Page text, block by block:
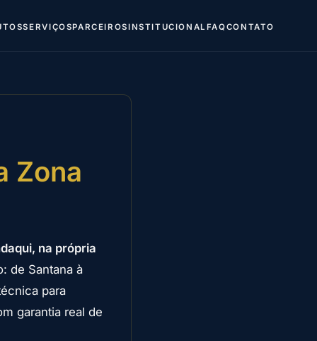
SERVIÇOSPARCEIROS INSTITUCIONAL FAQCONTATO
Zona
na própria
de Santana à
para
garantia real de